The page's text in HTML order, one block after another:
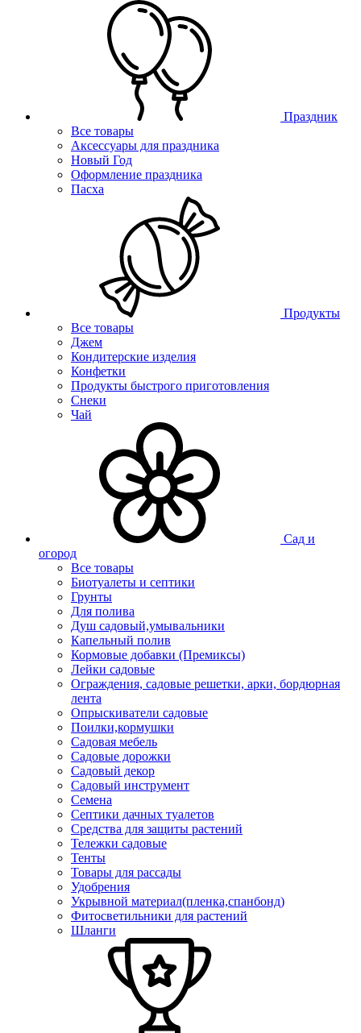
Праздник
Все товары
Аксессуары для праздника
Новый Год
Оформление праздника
Пасха
Продукты
Все товары
Джем
Кондитерские изделия
Конфетки
Продукты быстрого приготовления
Снеки
Чай
Сад и
огород
Все товары
Биотуалеты и септики
Грунты
Для полива
Душ садовый,умывальники
Капельный полив
Кормовые добавки (Премиксы)
Лейки садовые
Ограждения, садовые решетки, арки, бордюрная
лента
Опрыскиватели садовые
Поилки,кормушки
Садовая мебель
Садовые дорожки
Садовый декор
Садовый инструмент
Семена
Септики дачных туалетов
Средства для защиты растений
Тележки садовые
Тенты
Товары для рассады
Удобрения
Укрывной материал(пленка,спанбонд)
Фитосветильники для растений
Шланги